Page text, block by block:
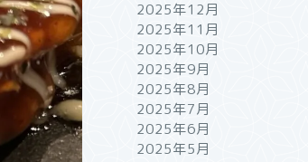
2025年12月
2025年11月
2025年10月
2025年9月
2025年8月
2025年7月
2025年6月
2025年5月